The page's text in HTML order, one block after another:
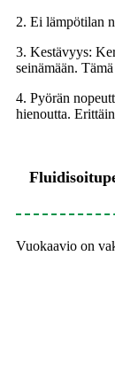
2. Ei lämpötilan
3. Kestävyys:
seinämään.
4. Pyörän
hienoutta.
Vuokaavio on